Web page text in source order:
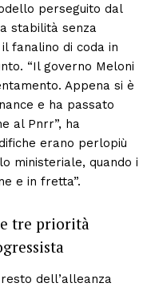
perseguito dal
stabilità senza
fanalino di coda in
“Il governo Meloni
Appena si è
e ha passato
al Pnrr”, ha
erano perlopiù
ministeriale, quando i
e in fretta”.
tre priorità
dell’alleanza